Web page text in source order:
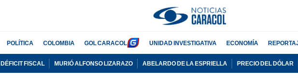
POLÍTICA COLOMBIA GOL CARACOL UNIDAD INVESTIGATIVA ECONOMÍA
DÉFICIT FISCAL MURIÓ ALFONSO LIZARAZO ABELARDO DE LA ESPRIELLA PRECIO DEL DÓLAR